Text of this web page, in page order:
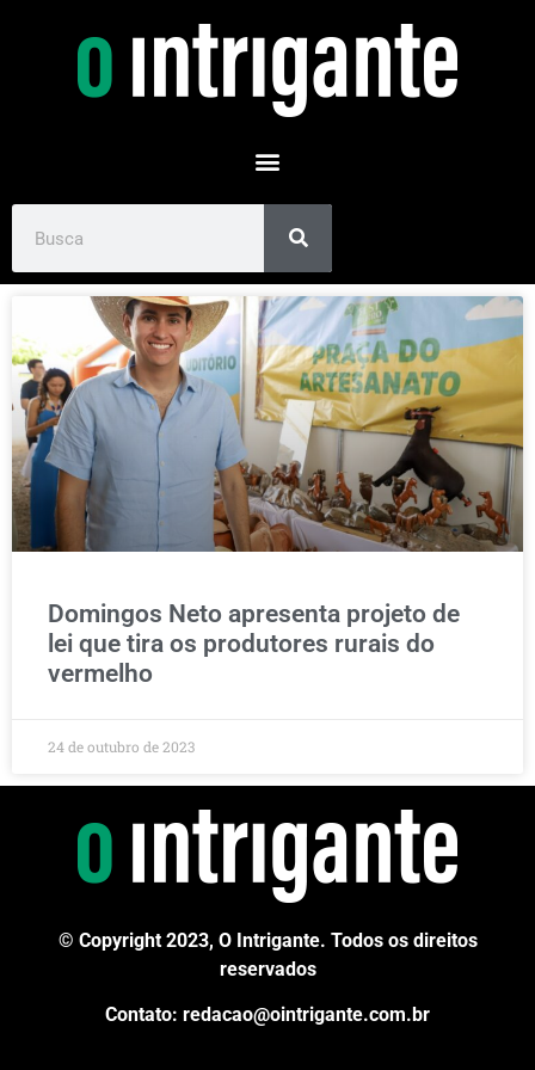
Domingos Neto apresenta projeto de
lei que tira os produtores rurais do
vermelho
24 de outubro de 2023
© Copyright 2023, O Intrigante. Todos os direitos
reservados
Contato: redacao@ointrigante.com.br